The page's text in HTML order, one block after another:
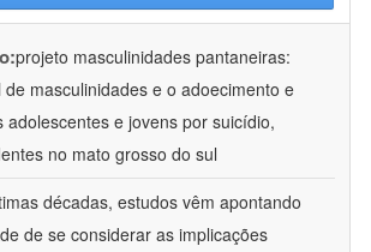
projeto masculinidades pantaneiras:
masculinidades e o adoecimento e
adolescentes e jovens por suicídio,
no mato grosso do sul
décadas, estudos vêm apontando
de se considerar as implicações